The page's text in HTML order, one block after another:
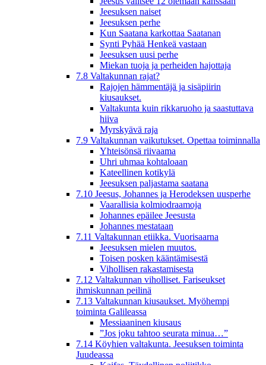
Jeesuksen naiset
Jeesuksen perhe
Kun Saatana karkottaa Saatanan
Synti Pyhää Henkeä vastaan
Jeesuksen uusi perhe
Miekan tuoja ja perheiden hajottaja
7.8 Valtakunnan rajat?
Rajojen hämmentäjä ja sisäpiirin
kiusaukset.
Valtakunta kuin rikkaruoho ja saastuttava
hiiva
Myrskyävä raja
7.9 Valtakunnan vaikutukset. Opettaa toiminnalla
Yhteisönsä riivaama
Uhri uhmaa kohtaloaan
Kateellinen kotikylä
Jeesuksen paljastama saatana
7.10 Jeesus, Johannes ja Herodeksen uusperhe
Vaarallisia kolmiodraamoja
Johannes epäilee Jeesusta
Johannes mestataan
7.11 Valtakunnan etiikka. Vuorisaarna
Jeesuksen mielen muutos.
Toisen posken kääntämisestä
Vihollisen rakastamisesta
7.12 Valtakunnan viholliset. Fariseukset
ihmiskunnan peilinä
7.13 Valtakunnan kiusaukset. Myöhempi
toiminta Galileassa
Messiaaninen kiusaus
”Jos joku tahtoo seurata minua…”
7.14 Köyhien valtakunta. Jeesuksen toiminta
Juudeassa